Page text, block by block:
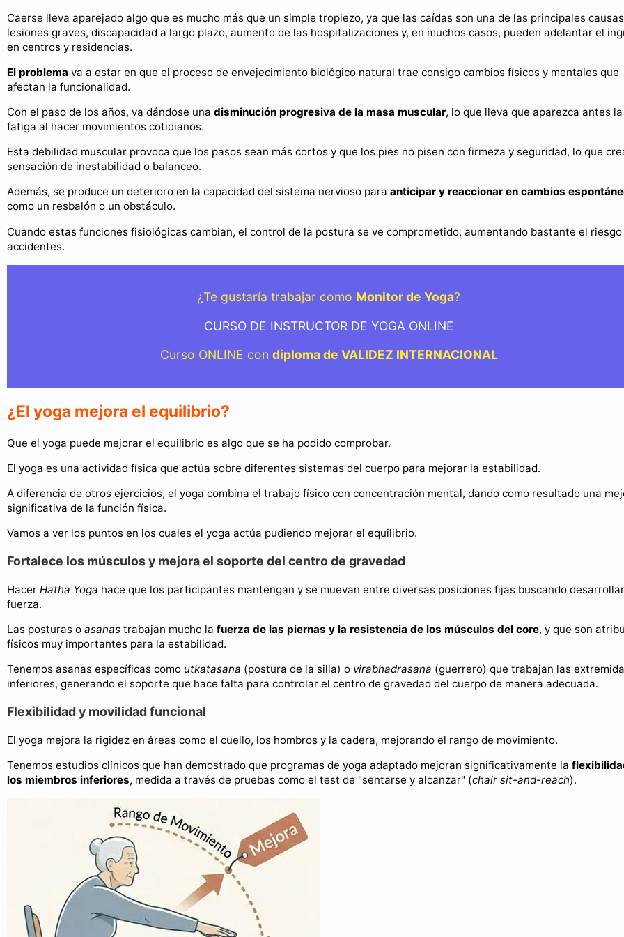
Caerse lleva aparejado algo que es mucho más que un simple tropiezo, ya que las caídas son una de las principales
lesiones graves, discapacidad a largo plazo, aumento de las hospitalizaciones y, en muchos casos, pueden adelantar el
en centros y residencias.
El problema va a estar en que el proceso de envejecimiento biológico natural trae consigo cambios físicos y mentales que
afectan la funcionalidad.
Con el paso de los años, va dándose una disminución progresiva de la masa muscular, lo que lleva que aparezca antes la
fatiga al hacer movimientos cotidianos.
Esta debilidad muscular provoca que los pasos sean más cortos y que los pies no pisen con firmeza y seguridad, lo que
sensación de inestabilidad o balanceo.
Además, se produce un deterioro en la capacidad del sistema nervioso para anticipar y reaccionar en cambios
como un resbalón o un obstáculo.
Cuando estas funciones fisiológicas cambian, el control de la postura se ve comprometido, aumentando bastante el riesgo
accidentes.
¿Te gustaría trabajar como Monitor de Yoga?
CURSO DE INSTRUCTOR DE YOGA ONLINE
Curso ONLINE con diploma de VALIDEZ INTERNACIONAL
¿El yoga mejora el equilibrio?
Que el yoga puede mejorar el equilibrio es algo que se ha podido comprobar.
El yoga es una actividad física que actúa sobre diferentes sistemas del cuerpo para mejorar la estabilidad.
A diferencia de otros ejercicios, el yoga combina el trabajo físico con concentración mental, dando como resultado una
significativa de la función física.
Vamos a ver los puntos en los cuales el yoga actúa pudiendo mejorar el equilibrio.
Fortalece los músculos y mejora el soporte del centro de gravedad
Hacer Hatha Yoga hace que los participantes mantengan y se muevan entre diversas posiciones fijas buscando desarrollar
fuerza.
Las posturas o asanas trabajan mucho la fuerza de las piernas y la resistencia de los músculos del core, y que son
físicos muy importantes para la estabilidad.
Tenemos asanas específicas como utkatasana (postura de la silla) o virabhadrasana (guerrero) que trabajan las
inferiores, generando el soporte que hace falta para controlar el centro de gravedad del cuerpo de manera adecuada.
Flexibilidad y movilidad funcional
El yoga mejora la rigidez en áreas como el cuello, los hombros y la cadera, mejorando el rango de movimiento.
Tenemos estudios clínicos que han demostrado que programas de yoga adaptado mejoran significativamente la
los miembros inferiores, medida a través de pruebas como el test de "sentarse y alcanzar" (chair sit-and-reach).